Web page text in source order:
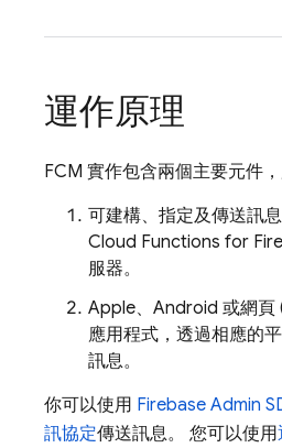
運作原理
FCM 實作包含兩個主要元件
可建構、指定及傳送訊
Cloud Functions for
服器。
Apple、Android 或網頁
應用程式，透過相應的
訊息。
你可以使用 Firebase Admin
訊協定傳送訊息。 您可以使用